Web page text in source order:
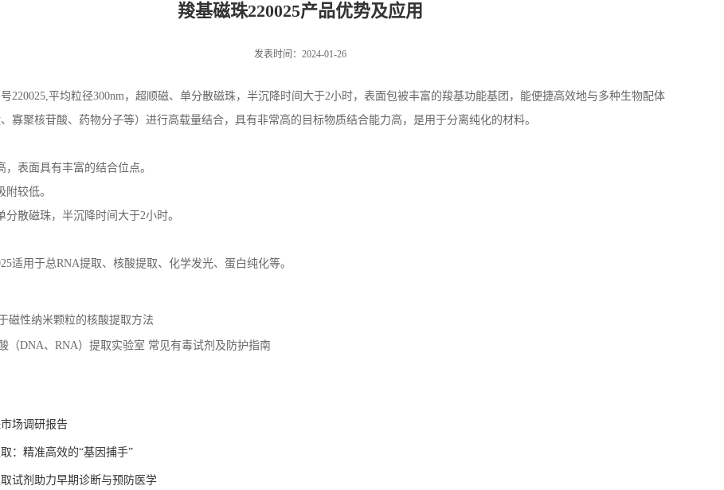
羧基磁珠220025产品优势及应用
发表时间：2024-01-26
220025,平均粒径300nm，超顺磁、单分散磁珠，半沉降时间大于2小时，表面包被丰富的羧基功能基团，能便捷高效地与多种生物配体
、寡聚核苷酸、药物分子等）进行高载量结合，具有非常高的目标物质结合能力高，是用于分离纯化的材料。
，表面具有丰富的结合位点。
附较低。
分散磁珠，半沉降时间大于2小时。
适用于总RNA提取、核酸提取、化学发光、蛋白纯化等。
磁性纳米颗粒的核酸提取方法
（DNA、RNA）提取实验室 常见有毒试剂及防护指南
场调研报告
：精准高效的“基因捕手”
试剂助力早期诊断与预防医学